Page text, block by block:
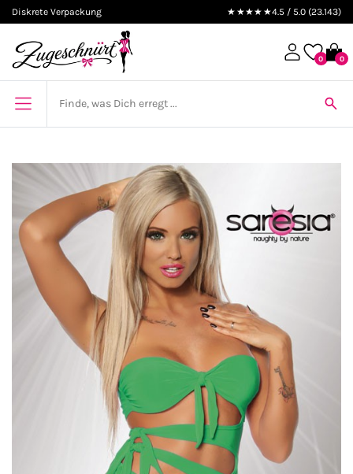
Diskrete Verpackung ★★★★★4.5 / 5.0 (23.143)
0 0